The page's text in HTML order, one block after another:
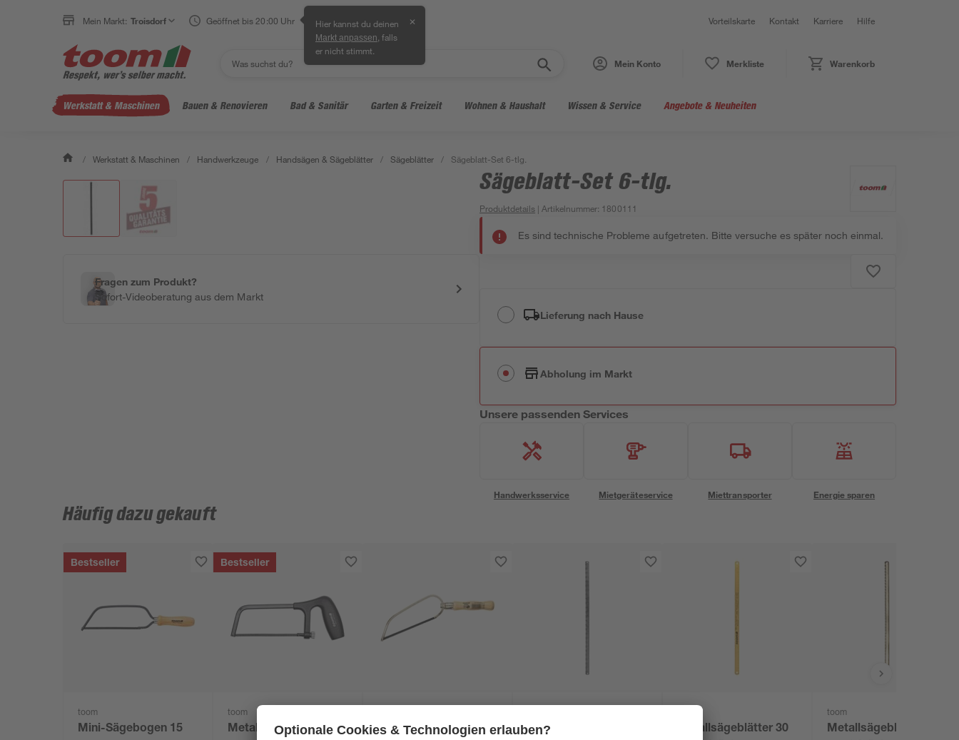
Mein Markt: Troisdorf Geöffnet bis 20:00 Uhr Hier kannst du deinen
Markt anpassen , falls
er nicht stimmt.
✕ Vorteilskarte Kontakt Karriere Hilfe
Mein Konto Merkliste Warenkorb
Werkstatt & Maschinen Bauen & Renovieren Bad & Sanitär Garten & Freizeit Wohnen & Haushalt Wissen & Service Angebote & Neuheiten
/ Werkstatt & Maschinen / Handwerkzeuge / Handsägen & Sägeblätter / Sägeblätter / Sägeblatt-Set 6-tlg.
Fragen zum Produkt?
Sofort-Videoberatung aus dem Markt
Sägeblatt-Set 6-tlg.
Produktdetails | Artikelnummer: 1800111
Es sind technische Probleme aufgetreten. Bitte versuche es später noch einmal.
Lieferung nach Hause
Abholung im Markt
Unsere passenden Services
Handwerksservice Mietgeräteservice Miettransporter Energie sparen
Häufig dazu gekauft
Bestseller
toom
Mini-Sägebogen 15
Bestseller
toom
Metallsägebogen 15
Puksäge
Puksägeblätter 15 cm
Metallsägeblätter 30
toom
Metallsägeblätter 30